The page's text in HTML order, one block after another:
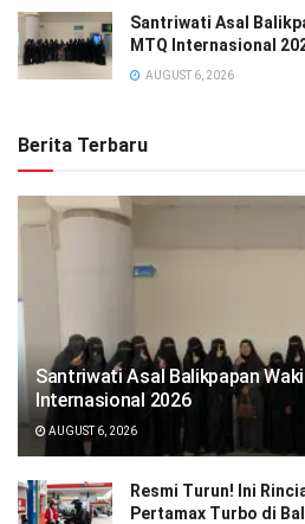
Santriwati Asal
MTQ Internasional
AUGUST 6, 2026
Berita Terbaru
Santriwati Asal Balikpapan
Internasional 2026
AUGUST 6, 2026
Resmi Turun! Ini
Pertamax Turbo di